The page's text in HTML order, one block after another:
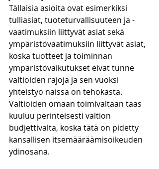
Tällaisia asioita ovat esimerkiksi
tulliasiat, tuoteturvallisuuteen ja -
vaatimuksiin liittyvät asiat sekä
ympäristövaatimuksiin liittyvät asiat,
koska tuotteet ja toiminnan
ympäristövaikutukset eivät tunne
valtioiden rajoja ja sen vuoksi
yhteistyö näissä on tehokasta.
Valtioiden omaan toimivaltaan taas
kuuluu perinteisesti valtion
budjettivalta, koska tätä on pidetty
kansallisen itsemääräämisoikeuden
ydinosana.